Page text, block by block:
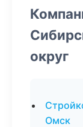
округ
Омск